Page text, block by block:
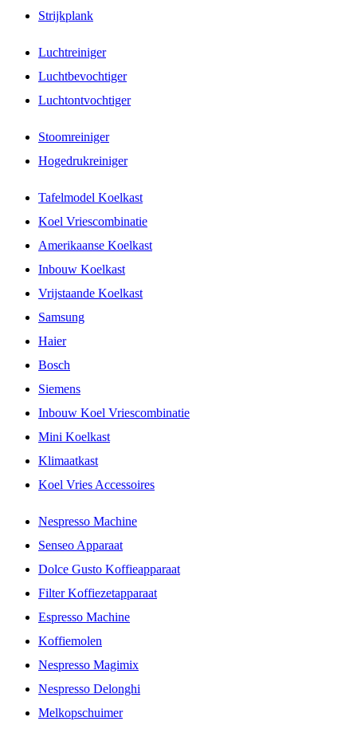
Strijkplank
Luchtreiniger
Luchtbevochtiger
Luchtontvochtiger
Stoomreiniger
Hogedrukreiniger
Tafelmodel Koelkast
Koel Vriescombinatie
Amerikaanse Koelkast
Inbouw Koelkast
Vrijstaande Koelkast
Samsung
Haier
Bosch
Siemens
Inbouw Koel Vriescombinatie
Mini Koelkast
Klimaatkast
Koel Vries Accessoires
Nespresso Machine
Senseo Apparaat
Dolce Gusto Koffieapparaat
Filter Koffiezetapparaat
Espresso Machine
Koffiemolen
Nespresso Magimix
Nespresso Delonghi
Melkopschuimer